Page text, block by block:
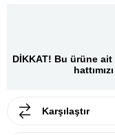
DİKKAT! Bu ürüne
Karşılaştır